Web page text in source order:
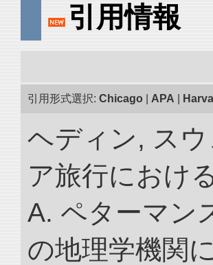
引用情報
引用形式選択: Chicago APA
ヘディン, ス
ア旅行におけ
A. ペターマン
の地理学機関